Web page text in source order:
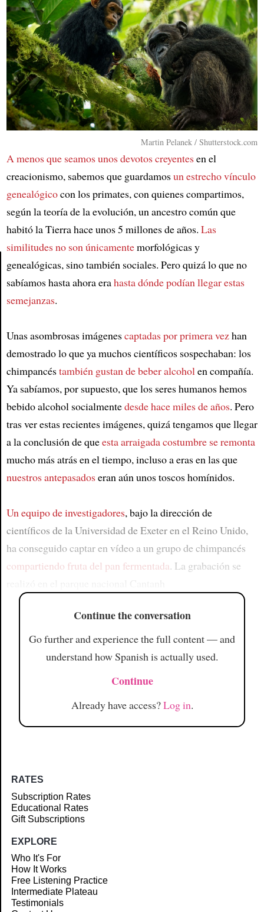
Article
Martin Pelanek / Shutterstock.com
A menos que seamos unos devotos creyentesen el
creacionismo, sabemos que guardamosun estrecho vínculo
genealógicocon los primates, con quienes compartimos,
según la teoría de la evolución, un ancestro común que
habitó la Tierra hace unos 5 millones de años. Las
similitudes no son únicamentemorfológicas y
genealógicas, sino también sociales. Pero quizá lo que no
sabíamos hasta ahora erahasta dónde podían llegar estas
semejanzas.
Unas asombrosas imágenescaptadas por primera vezhan
demostrado lo que ya muchos científicos sospechaban: los
chimpancéstambién gustan de beber alcoholen compañía.
Ya sabíamos, por supuesto, que los seres humanos hemos
bebido alcohol socialmentedesde hace miles de años. Pero
tras ver estas recientes imágenes, quizá tengamos que llegar
a la conclusión de queesta arraigada costumbre se remonta
mucho más atrás en el tiempo, incluso a eras en las que
nuestros antepasadoseran aún unos toscos homínidos.
Un equipo de investigadores, bajo la dirección de
científicos de la Universidad de Exeter en el Reino Unido,
ha conseguido captar en vídeo a un grupo de chimpancés
compartiendo fruta del pan fermentada. La grabación se
Continue the conversation
Go further and experience the full content — and
understand how Spanish is actually used.
Continue
Already have access?Log in.
RATES
Subscription Rates
Educational Rates
Gift Subscriptions
EXPLORE
Who It's For
How It Works
Free Listening Practice
Intermediate Plateau
Testimonials